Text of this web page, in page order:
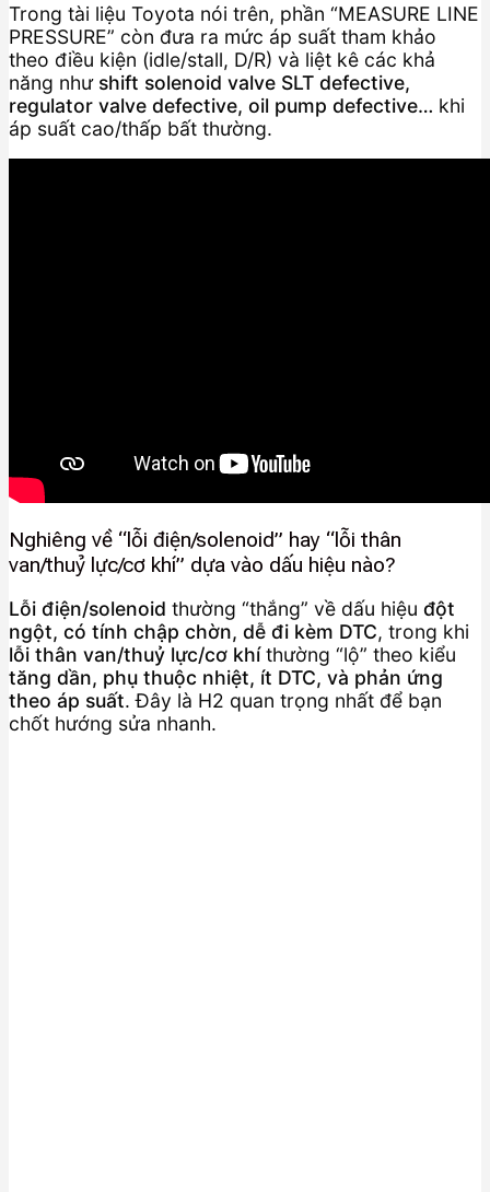
Trong tài liệu Toyota nói trên, phần “MEASURE LINE
PRESSURE” còn đưa ra mức áp suất tham khảo
theo điều kiện (idle/stall, D/R) và liệt kê các khả
năng như shift solenoid valve SLT defective,
regulator valve defective, oil pump defective… khi
áp suất cao/thấp bất thường.
Nghiêng về “lỗi điện/solenoid” hay “lỗi thân
van/thuỷ lực/cơ khí” dựa vào dấu hiệu nào?
Lỗi điện/solenoid thường “thắng” về dấu hiệu đột
ngột, có tính chập chờn, dễ đi kèm DTC, trong khi
lỗi thân van/thuỷ lực/cơ khíthường “lộ” theo kiểu
tăng dần, phụ thuộc nhiệt, ít DTC, và phản ứng
theo áp suất. Đây là H2 quan trọng nhất để bạn
chốt hướng sửa nhanh.